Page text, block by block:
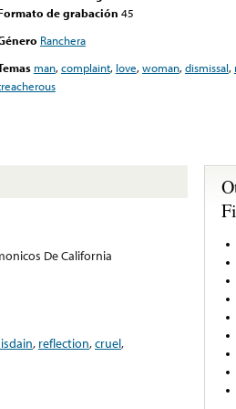
de grabación 45
Ranchera
man,complaint, love,woman,dismissal,
De California
, reflection,cruel,